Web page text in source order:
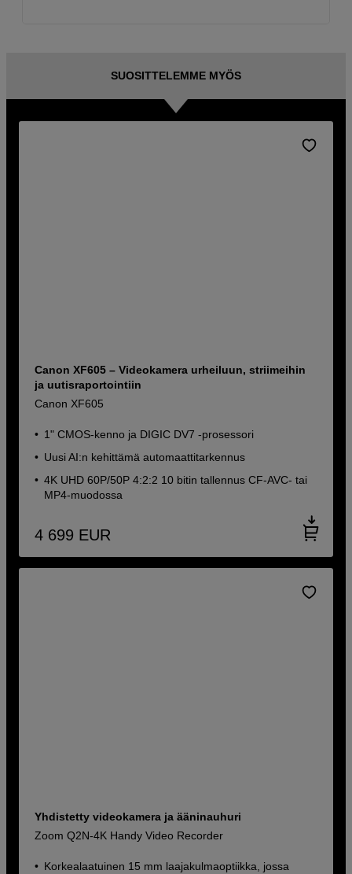
SUOSITTELEMME MYÖS
Canon XF605 – Videokamera urheiluun, striimeihin
ja uutisraportointiin
Canon XF605
1" CMOS-kenno ja DIGIC DV7 -prosessori
Uusi AI:n kehittämä automaattitarkennus
4K UHD 60P/50P 4:2:2 10 bitin tallennus CF-AVC- tai
MP4-muodossa
4 699 EUR
Yhdistetty videokamera ja ääninauhuri
Zoom Q2N-4K Handy Video Recorder
Korkealaatuinen 15 mm laajakulmaoptiikka, jossa